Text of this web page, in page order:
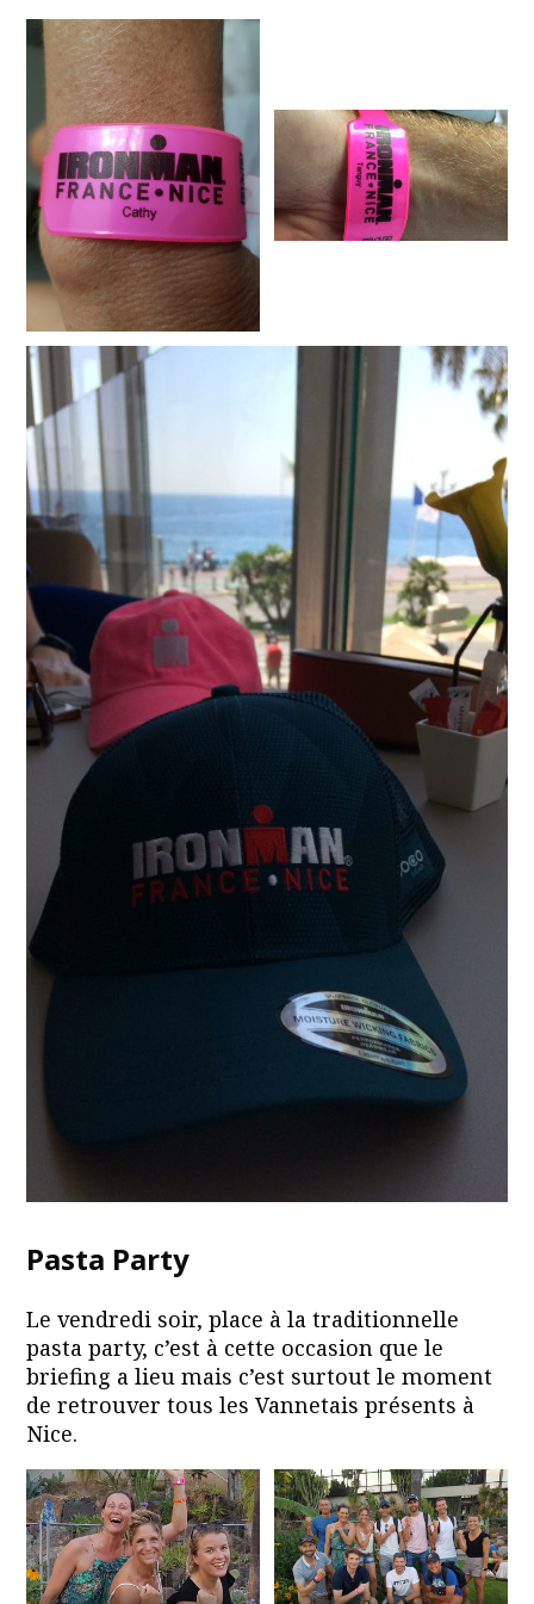
Pasta Party
Le vendredi soir, place à la traditionnelle
pasta party, c’est à cette occasion que le
briefing a lieu mais c’est surtout le moment
de retrouver tous les Vannetais présents à
Nice.